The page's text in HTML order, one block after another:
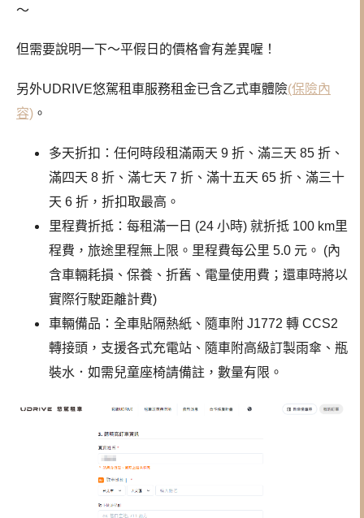
～
但需要說明一下～平假日的價格會有差異喔！
另外UDRIVE悠駕租車服務租金已含乙式車體險(保險內
容) 。
多天折扣：任何時段租滿兩天 9 折、滿三天 85 折、
滿四天 8 折、滿七天 7 折、滿十五天 65 折、滿三十
天 6 折，折扣取最高。
里程費折抵：每租滿一日 (24 小時) 就折抵 100 km里
程費，旅途里程無上限。里程費每公里 5.0 元。 (內
含車輛耗損、保養、折舊、電量使用費；還車時將以
實際行駛距離計費)
車輛備品：全車貼隔熱紙、隨車附 J1772 轉 CCS2
轉接頭，支援各式充電站、隨車附高級訂製雨傘、瓶
裝水．如需兒童座椅請備註，數量有限。